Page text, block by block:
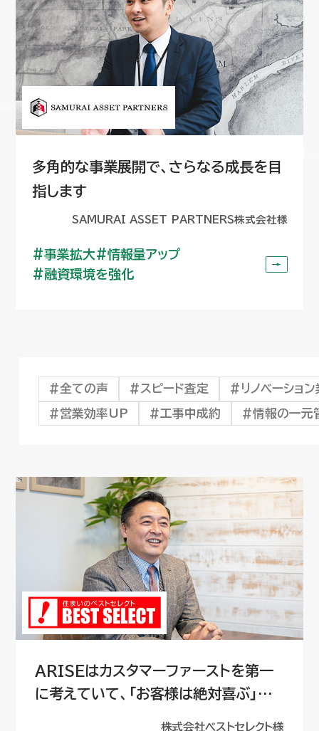
多角的な事業展開で、さらなる成長を目
指します
SAMURAI ASSET PARTNERS株式会社様
事業拡大
情報量アップ
融資環境を強化
全ての声 スピード査定 リノベーショ
営業効率UP 工事中成約 情報の一元
ARISEはカスタマーファーストを第一
に考えていて、「お客様は絶対喜ぶ」と
株式会社ベストセレクト様